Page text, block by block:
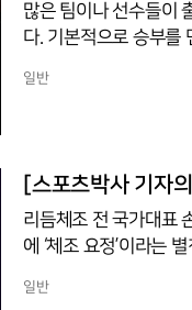
많은 팀이나 선수들이
다. 기본적으로 승부를
에 미리 뽑는다는 뜻이
스포츠를 수입하면
일반
[스포츠박사 기자
리듬체조 전 국가대표
에 ‘체조 요정’이라는 별칭이다. 체조, 피겨 스케이팅에서 실력과 미모
한 한자어이다. ‘아리
일반